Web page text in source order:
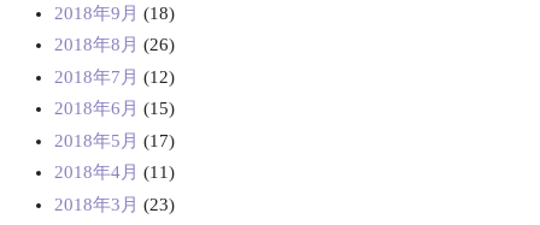
2018年9月 (18)
2018年8月 (26)
2018年7月 (12)
2018年6月 (15)
2018年5月 (17)
2018年4月 (11)
2018年3月 (23)